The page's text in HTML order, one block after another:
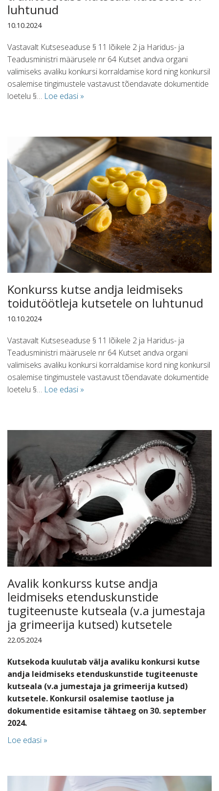
luhtunud
10.10.2024
Vastavalt Kutseseaduse § 11 lõikele 2 ja Haridus- ja
Teadusministri määrusele nr 64 Kutset andva organi
valimiseks avaliku konkursi korraldamise kord ning konkursil
osalemise tingimustele vastavust tõendavate dokumentide
loetelu §… Loe edasi »
Konkurss kutse andja leidmiseks
toidutöötleja kutsetele on luhtunud
10.10.2024
Vastavalt Kutseseaduse § 11 lõikele 2 ja Haridus- ja
Teadusministri määrusele nr 64 Kutset andva organi
valimiseks avaliku konkursi korraldamise kord ning konkursil
osalemise tingimustele vastavust tõendavate dokumentide
loetelu §… Loe edasi »
Avalik konkurss kutse andja
leidmiseks etenduskunstide
tugiteenuste kutseala (v.a jumestaja
ja grimeerija kutsed) kutsetele
22.05.2024
Kutsekoda kuulutab välja avaliku konkursi kutse
andja leidmiseks etenduskunstide tugiteenuste
kutseala (v.a jumestaja ja grimeerija kutsed)
kutsetele. Konkursil osalemise taotluse ja
dokumentide esitamise tähtaeg on 30. september
2024.
Loe edasi »